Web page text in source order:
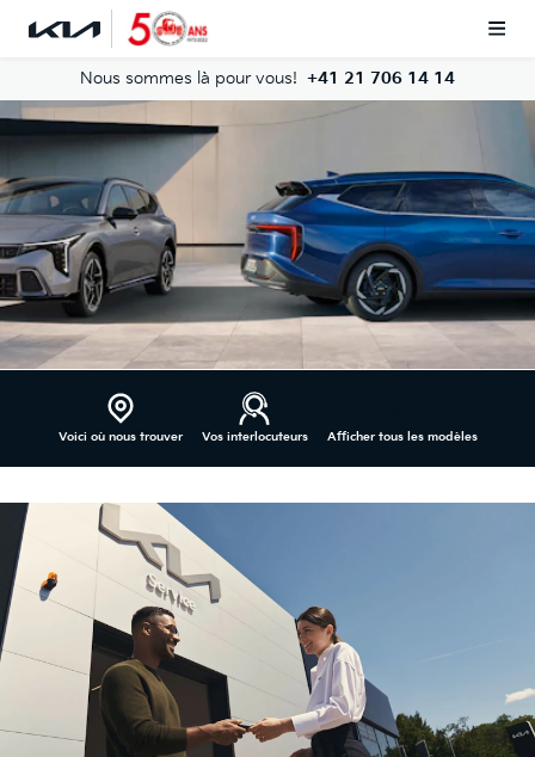
Nous sommes là pour vous! +41 21 706 14 14
Voici où nous trouver Vos interlocuteurs Afficher tous les modèles